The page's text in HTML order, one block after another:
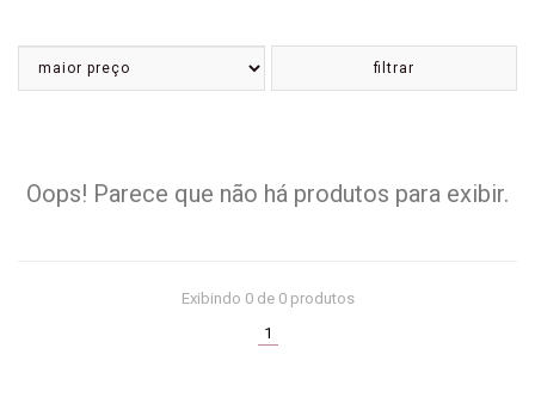
filtrar
Oops! Parece que não há produtos para exibir.
Exibindo 0de 0 produtos
1